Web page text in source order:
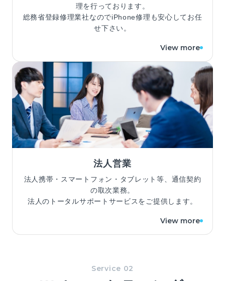
理を行っております。
総務省登録修理業社なのでiPhone修理も安心してお任
せ下さい。
View more
法人営業
法人携帯・スマートフォン・タブレット等、通信契約
の取次業務。
法人のトータルサポートサービスをご提供します。
View more
Service 02